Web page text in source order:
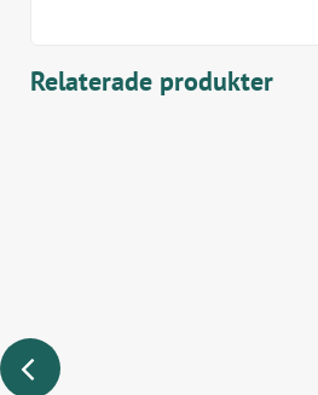
Relaterade produkter